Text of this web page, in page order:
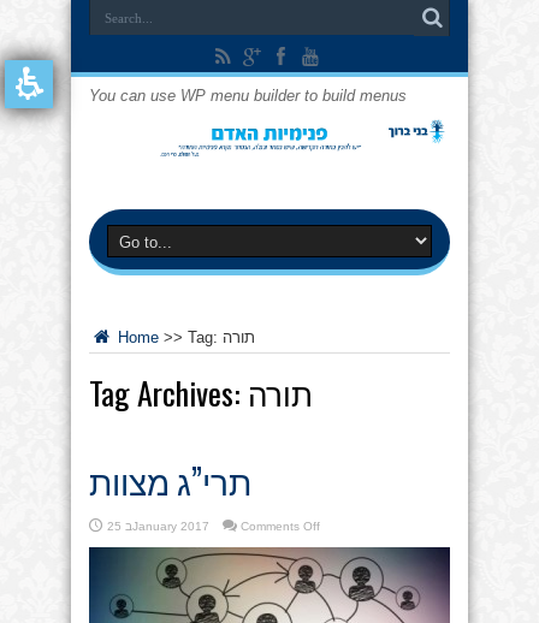
You can use WP menu builder to build menus
Home >> Tag: תורה
Tag Archives: תורה
תרי”ג מצוות
25 בJanuary 2017 Comments Offon
מצוות